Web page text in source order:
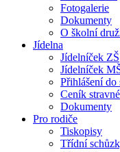
Fotogalerie
Dokumenty
O školní
Jídelna
Jídelníček ZŠ
Jídelníček
Přihlášení do
Ceník
Dokumenty
Pro rodiče
Tiskopisy
Třídní